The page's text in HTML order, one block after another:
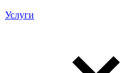
Услуги